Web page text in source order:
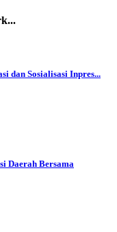
dan Sosialisasi Inpres...
Daerah Bersama